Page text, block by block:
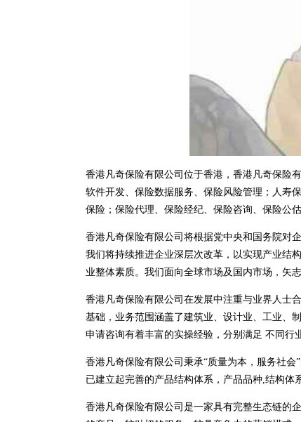
香港凡奇保险有限公司位于香港，香港凡奇保险
软件开发、保险数据服务、保险风险管理；人寿
保险；保险代理、保险经纪、保险咨询、保险公
香港凡奇保险有限公司将根据党中央和国务院对
我们将持续推进企业深层次改革，以实现产业结
业整体素质。我们面向全球市场及国内市场，矢
香港凡奇保险有限公司在发展中注重与业界人士
基础，业务范围涵盖了建筑业、设计业、工业、
申请咨询有着丰富的实操经验，分别满足 不同行
香港凡奇保险有限公司秉承“质量为本，服务社
已建立起完善的产品结构体系，产品品种,结构体
香港凡奇保险有限公司是一家具有完整生态链的